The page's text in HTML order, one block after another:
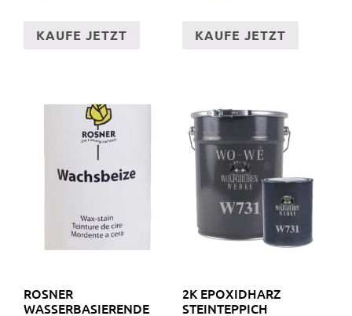
KAUFE JETZT KAUFE JETZT
ROSNER
WASSERBASIERENDE
2K EPOXIDHARZ
STEINTEPPICH